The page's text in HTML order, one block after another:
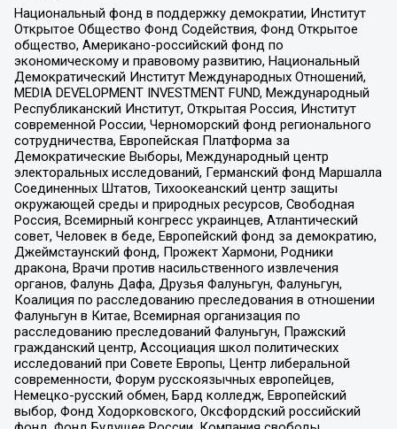
Национальный фонд в поддержку демократии, Институт
Открытое Общество Фонд Содействия, Фонд Открытое
общество, Американо-российский фонд по
экономическому и правовому развитию, Национальный
Демократический Институт Международных Отношений,
MEDIA DEVELOPMENT INVESTMENT FUND, Международный
Республиканский Институт, Открытая Россия, Институт
современной России, Черноморский фонд регионального
сотрудничества, Европейская Платформа за
Демократические Выборы, Международный центр
электоральных исследований, Германский фонд Маршалла
Соединенных Штатов, Тихоокеанский центр защиты
окружающей среды и природных ресурсов, Свободная
Россия, Всемирный конгресс украинцев, Атлантический
совет, Человек в беде, Европейский фонд за демократию,
Джеймстаунский фонд, Прожект Хармони, Родники
дракона, Врачи против насильственного извлечения
органов, Фалунь Дафа, Друзья Фалуньгун, Фалуньгун,
Коалиция по расследованию преследования в отношении
Фалуньгун в Китае, Всемирная организация по
расследованию преследований Фалуньгун, Пражский
гражданский центр, Ассоциация школ политических
исследований при Совете Европы, Центр либеральной
современности, Форум русскоязычных европейцев,
Немецко-русский обмен, Бард колледж, Европейский
выбор, Фонд Ходорковского, Оксфордский российский